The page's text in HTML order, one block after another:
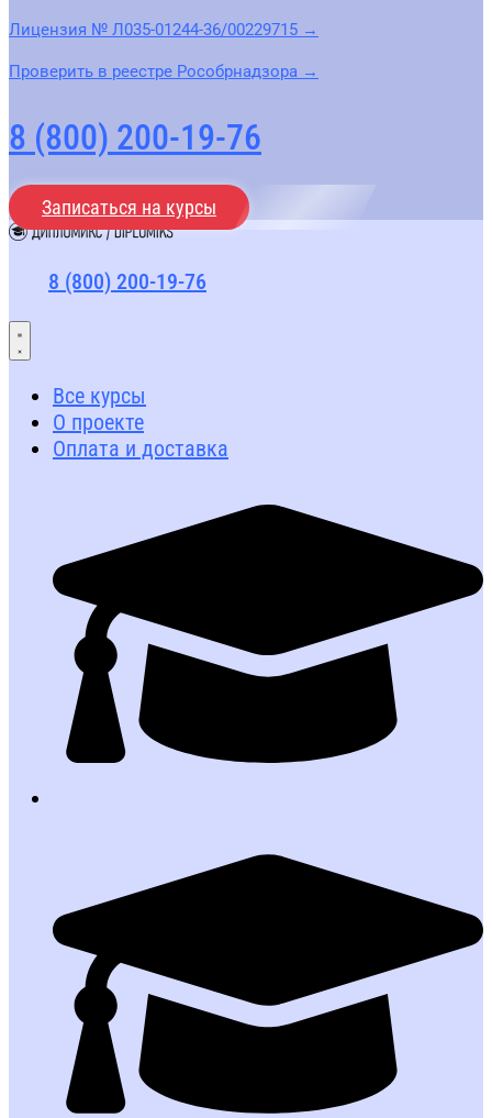
Лицензия № Л035-01244-36/00229715 →
Проверить в реестре Рособрнадзора →
8 (800) 200-19-76
Записаться на курсы
8 (800) 200-19-76
Все курсы
О проекте
Оплата и доставка